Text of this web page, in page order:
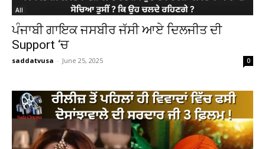
All
ਪੰਜਾਬੀ ਗਾਇਕ ਜਸਬੀਰ ਜੱਸੀ ਆਏ ਦਿਲਜੀਤ ਦੀ
Support ‘ਚ
saddatvusa - June 25, 2025 0